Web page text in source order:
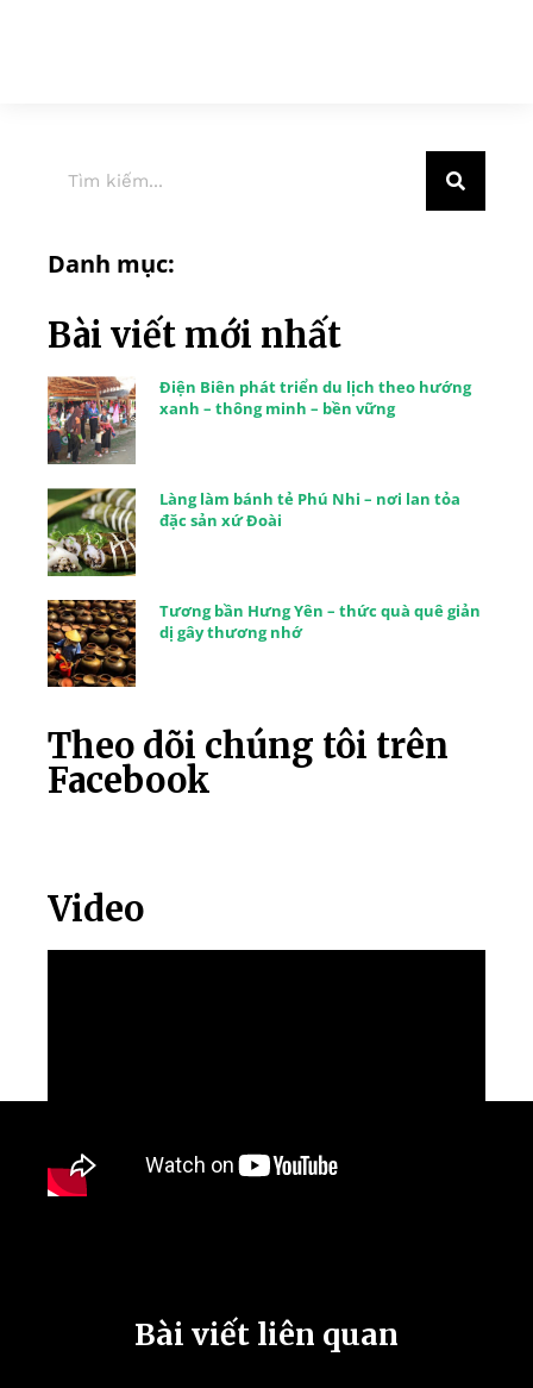
Danh mục:
Bài viết mới nhất
Điện Biên phát triển du lịch theo hướng
xanh – thông minh – bền vững
Làng làm bánh tẻ Phú Nhi – nơi lan tỏa
đặc sản xứ Đoài
Tương bần Hưng Yên – thức quà quê giản
dị gây thương nhớ
Theo dõi chúng tôi trên
Facebook
Video
Bài viết liên quan